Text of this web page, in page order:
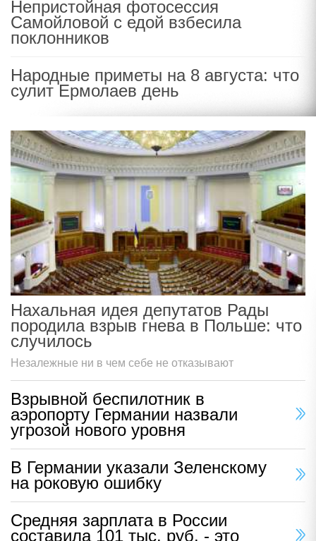
Непристойная фотосессия
Самойловой с едой взбесила
поклонников
Народные приметы на 8 августа: что
сулит Ермолаев день
Нахальная идея депутатов Рады
породила взрыв гнева в Польше: что
случилось
Незалежные ни в чем себе не отказывают
Взрывной беспилотник в
аэропорту Германии назвали
угрозой нового уровня
В Германии указали Зеленскому
на роковую ошибку
Средняя зарплата в России
составила 101 тыс. руб. - это